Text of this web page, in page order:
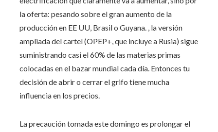
la oferta: pesando sobre el gran aumento de la
producción en EE UU, Brasil o Guyana. , la versión
ampliada del cartel (OPEP+, que incluye a Rusia) sigue
suministrando casi el 60% de las materias primas
colocadas en el bazar mundial cada día. Entonces tu
decisión de abrir o cerrar el grifo tiene mucha
influencia en los precios.
La precaución tomada este domingo es prolongar el